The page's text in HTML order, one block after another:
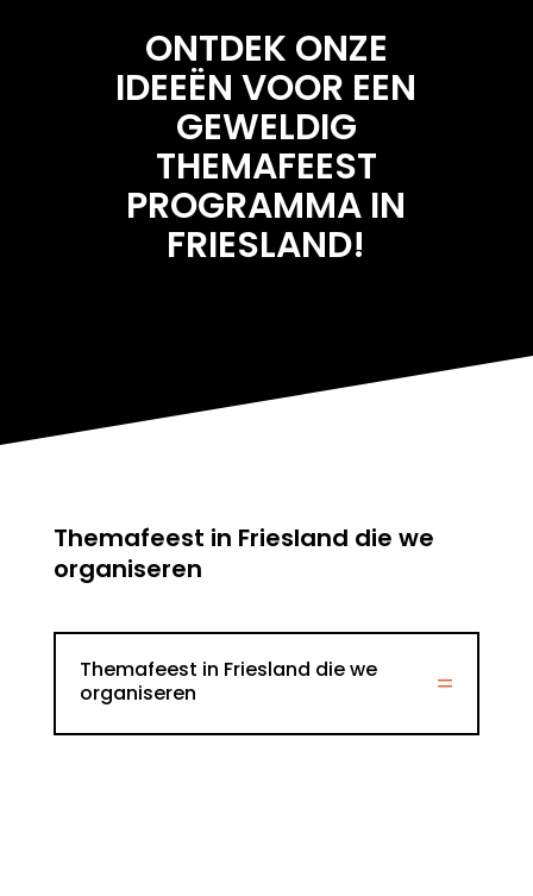
ONTDEK ONZE
IDEEËN VOOR EEN
GEWELDIG
THEMAFEEST
PROGRAMMA IN
FRIESLAND!
Themafeest in Friesland die we
organiseren
Themafeest in Friesland die we
organiseren